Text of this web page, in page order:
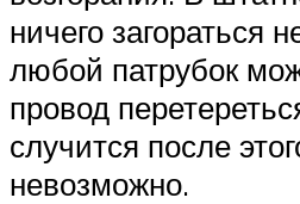
ничего загораться
любой патрубок
провод
случится после
невозможно.